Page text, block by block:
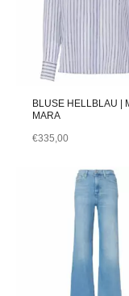
BLUSE HELLBLAU |
MARA
€335,00